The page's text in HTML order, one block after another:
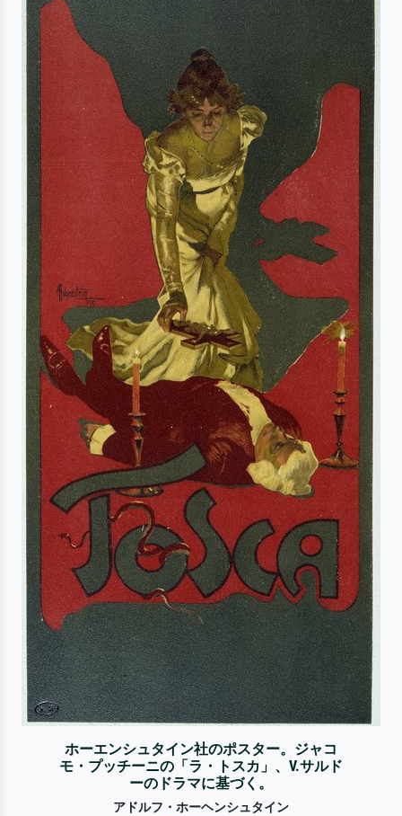
ホーエンシュタイン社のポスター。ジャコ
モ・プッチーニの「ラ・トスカ」、V.サルド
ーのドラマに基づく。
アドルフ・ホーヘンシュタイン